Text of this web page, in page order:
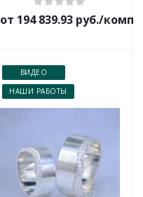
от 194 839.93 руб./
ВИДЕО
НАШИ РАБОТЫ